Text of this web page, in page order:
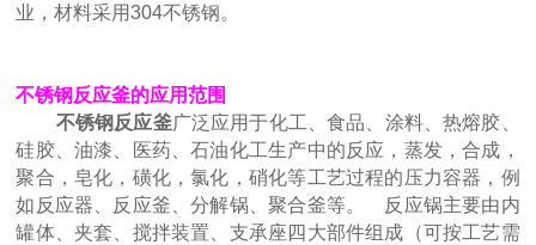
业，材料采用304不锈钢。
不锈钢反应釜的应用范围
不锈钢反应釜广泛应用于化工、食品、涂料、热熔胶、
硅胶、油漆、医药、石油化工生产中的反应，蒸发，合成，
聚合，皂化，磺化，氯化，硝化等工艺过程的压力容器，例
如反应器、反应釜、分解锅、聚合釜等。 反应锅主要由内
罐体、夹套、搅拌装置、支承座四大部件组成（可按工艺需